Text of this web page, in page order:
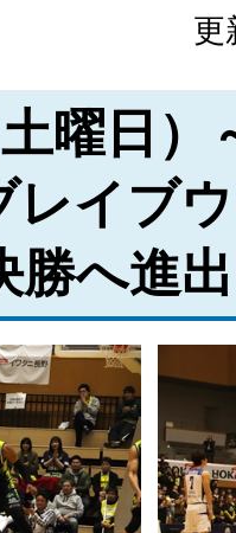
更
曜日）
レイブ
勝へ進出